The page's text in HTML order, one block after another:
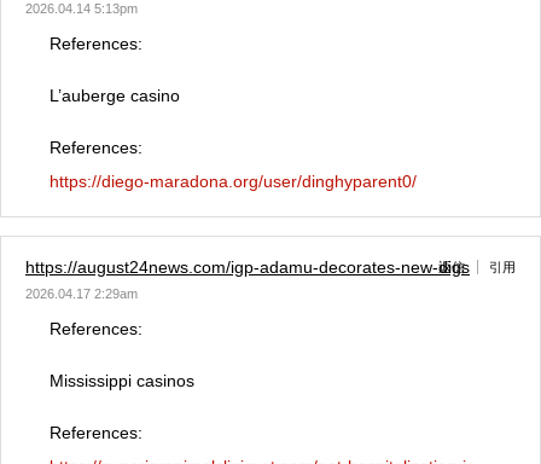
2026.04.14 5:13pm
References:
L’auberge casino
References:
https://diego-maradona.org/user/dinghyparent0/
https://august24news.com/igp-adamu-decorates-new-digs
2026.04.17 2:29am
返信 引用
References:
Mississippi casinos
References: